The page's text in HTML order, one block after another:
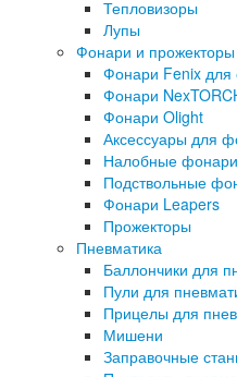
Тепловизоры
Лупы
Фонари и прожекторы
Фонари Fenix для
Фонари
Фонари Olight
Аксессуары для
Налобные
Подствольные
Фонари Leapers
Прожекторы
Пневматика
Баллончики для
Пули для
Прицелы для
Мишени
Заправочные